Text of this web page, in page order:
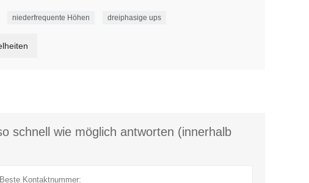
niederfrequente Höhen dreiphasige ups
schnell wie möglich antworten (innerhalb